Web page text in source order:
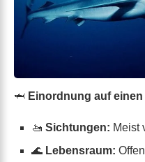
🦈 Einordnung auf
🚤 Sichtungen: Meist
🌊 Lebensraum: